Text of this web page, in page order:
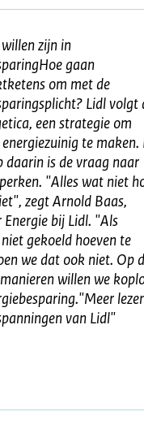
zijn in
gaan
om met de
Lidl volgt
een strategie om
te maken.
daarin is de vraag naar
"Alles wat niet
zegt Arnold Baas,
bij Lidl. "Als
gekoeld hoeven te
we dat ook niet. Op
willen we
van Lidl"